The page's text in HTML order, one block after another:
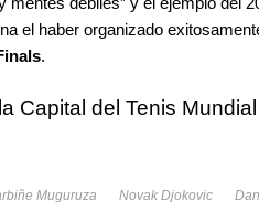
el haber organizado
.
Capital del Tenis Mundial
Muguruza Novak Djokovic